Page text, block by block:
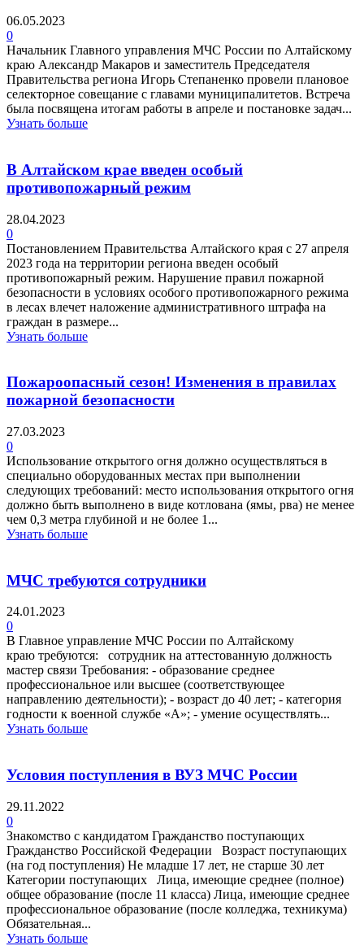
06.05.2023
0
Начальник Главного управления МЧС России по Алтайскому
краю Александр Макаров и заместитель Председателя
Правительства региона Игорь Степаненко провели плановое
селекторное совещание с главами муниципалитетов. Встреча
была посвящена итогам работы в апреле и постановке задач...
Узнать больше
В Алтайском крае введен особый
противопожарный режим
28.04.2023
0
Постановлением Правительства Алтайского края с 27 апреля
2023 года на территории региона введен особый
противопожарный режим. Нарушение правил пожарной
безопасности в условиях особого противопожарного режима
в лесах влечет наложение административного штрафа на
граждан в размере...
Узнать больше
Пожароопасный сезон! Изменения в правилах
пожарной безопасности
27.03.2023
0
Использование открытого огня должно осуществляться в
специально оборудованных местах при выполнении
следующих требований: место использования открытого огня
должно быть выполнено в виде котлована (ямы, рва) не менее
чем 0,3 метра глубиной и не более 1...
Узнать больше
МЧС требуются сотрудники
24.01.2023
0
В Главное управление МЧС России по Алтайскому
краю требуются: сотрудник на аттестованную должность
мастер связи Требования: - образование среднее
профессиональное или высшее (соответствующее
направлению деятельности); - возраст до 40 лет; - категория
годности к военной службе «А»; - умение осуществлять...
Узнать больше
Условия поступления в ВУЗ МЧС России
29.11.2022
0
Знакомство с кандидатом Гражданство поступающих
Гражданство Российской Федерации Возраст поступающих
(на год поступления) Не младше 17 лет, не старше 30 лет
Категории поступающих Лица, имеющие среднее (полное)
общее образование (после 11 класса) Лица, имеющие среднее
профессиональное образование (после колледжа, техникума)
Обязательная...
Узнать больше